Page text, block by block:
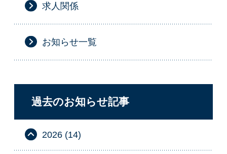
求人関係
お知らせ一覧
過去のお知らせ記事
2026 (14)